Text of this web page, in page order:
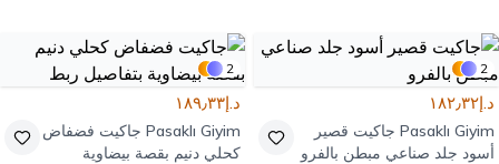
2
د.إ١٨٢٫٣٢
Pasaklı Giyim جاكيت قصير
أسود جلد صناعي مبطن بالفرو
2
د.إ١٨٩٫٣٣
Pasaklı Giyim جاكيت فضفاض
كحلي دنيم بقصة بيضاوية